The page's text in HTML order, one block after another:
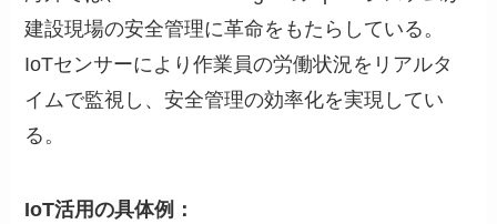
建設現場の安全管理に革命をもたらしている。
IoTセンサーにより作業員の労働状況をリアルタ
イムで監視し、安全管理の効率化を実現してい
る。
IoT活用の具体例：